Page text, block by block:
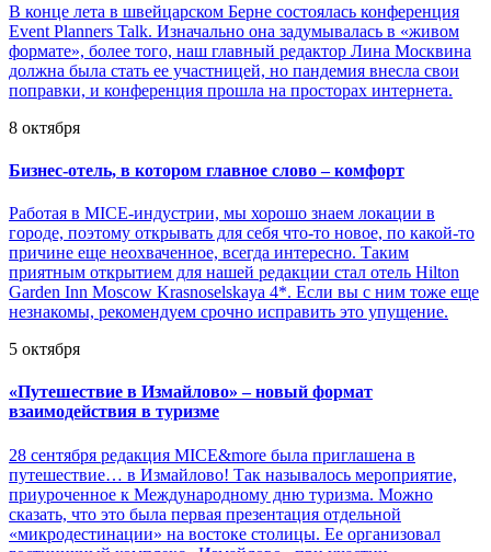
В конце лета в швейцарском Берне состоялась конференция
Event Planners Talk. Изначально она задумывалась в «живом
формате», более того, наш главный редактор Лина Москвина
должна была стать ее участницей, но пандемия внесла свои
поправки, и конференция прошла на просторах интернета.
8 октября
Бизнес-отель, в котором главное слово – комфорт
Работая в MICE-индустрии, мы хорошо знаем локации в
городе, поэтому открывать для себя что-то новое, по какой-то
причине еще неохваченное, всегда интересно. Таким
приятным открытием для нашей редакции стал отель Hilton
Garden Inn Moscow Krasnoselskaya 4*. Если вы с ним тоже еще
незнакомы, рекомендуем срочно исправить это упущение.
5 октября
«Путешествие в Измайлово» – новый формат
взаимодействия в туризме
28 сентября редакция MICE&more была приглашена в
путешествие… в Измайлово! Так называлось мероприятие,
приуроченное к Международному дню туризма. Можно
сказать, что это была первая презентация отдельной
«микродестинации» на востоке столицы. Ее организовал